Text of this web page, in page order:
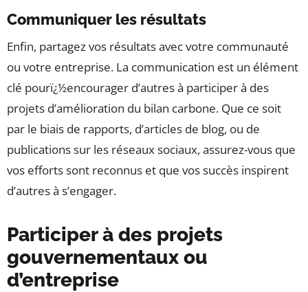
Communiquer les résultats
Enfin, partagez vos résultats avec votre communauté
ou votre entreprise. La communication est un élément
clé pourï¿½encourager d’autres à participer à des
projets d’amélioration du bilan carbone. Que ce soit
par le biais de rapports, d’articles de blog, ou de
publications sur les réseaux sociaux, assurez-vous que
vos efforts sont reconnus et que vos succès inspirent
d’autres à s’engager.
Participer à des projets
gouvernementaux ou
d’entreprise